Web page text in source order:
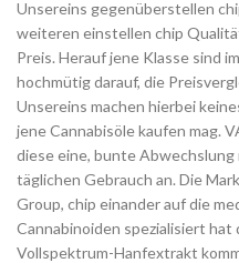
Unsereins gegenüberstellen
weiteren einstellen chip
Preis. Herauf jene Klasse sind
hochmütig darauf, die
Unsereins machen hierbei
jene Cannabisöle kaufen mag.
diese eine, bunte
täglichen Gebrauch an. Die
Group, chip einander auf die
Cannabinoiden spezialisiert hat
Vollspektrum-Hanfextrakt